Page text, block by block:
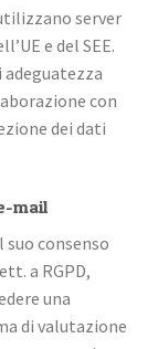
server
e del SEE.
adeguatezza
con
dei dati
mail
suo consenso
a RGPD,
una
di valutazione
e le